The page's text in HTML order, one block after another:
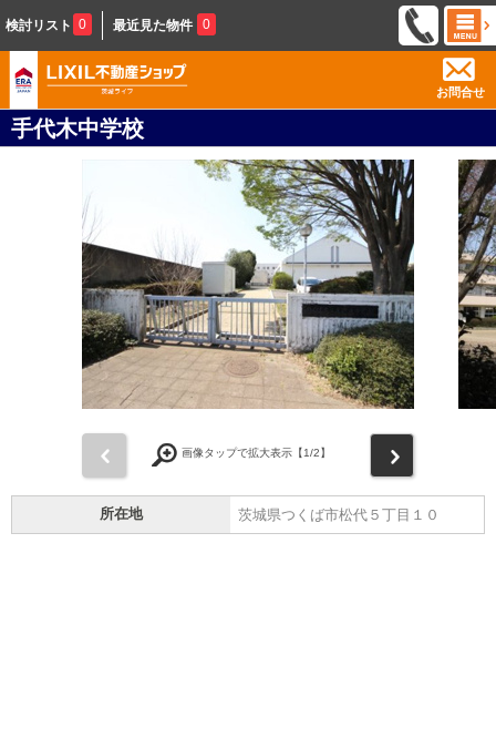
検討リスト 0 最近見た物件 0
お問合せ
手代木中学校
画像タップで拡大表示【1/2】
所在地 茨城県つくば市松代５丁目１０